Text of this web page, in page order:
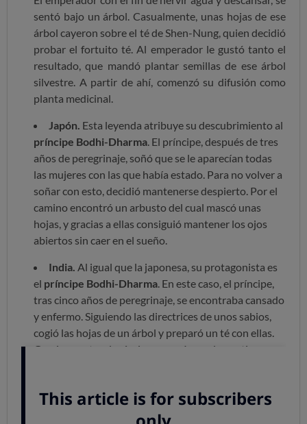
sentó bajo un árbol. Casualmente, unas hojas de ese
árbol cayeron sobre el té de Shen-Nung, quien decidió
probar el fortuito té. Al emperador le gustó tanto el
resultado, que mandó plantar semillas de ese árbol
silvestre. A partir de ahí, comenzó su difusión como
planta medicinal.
Japón. Esta leyenda atribuye su descubrimiento al
príncipe Bodhi-Dharma . El príncipe, después de tres
años de peregrinaje, soñó que se le aparecían todas
las mujeres con las que había estado. Para no volver a
soñar con esto, decidió mantenerse despierto. Por el
camino encontró un arbusto del cual mascó unas
hojas, y gracias a ellas consiguió mantener los ojos
abiertos sin caer en el sueño.
India. Al igual que la japonesa, su protagonista es
el príncipe Bodhi-Dharma . En este caso, el príncipe,
tras cinco años de peregrinaje, se encontraba cansado
y enfermo. Siguiendo las directrices de unos sabios,
cogió las hojas de un árbol y preparó un té con ellas.
Gracias a esto, el príncipe se curó y pudo continuar su
2. Se recoge a mano